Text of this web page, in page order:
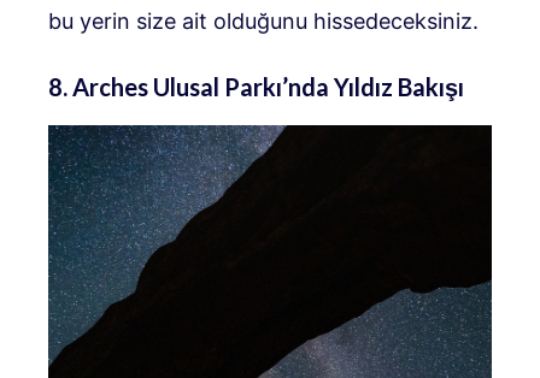
bu yerin size ait olduğunu hissedeceksiniz.
8. Arches Ulusal Parkı’nda Yıldız Bakışı